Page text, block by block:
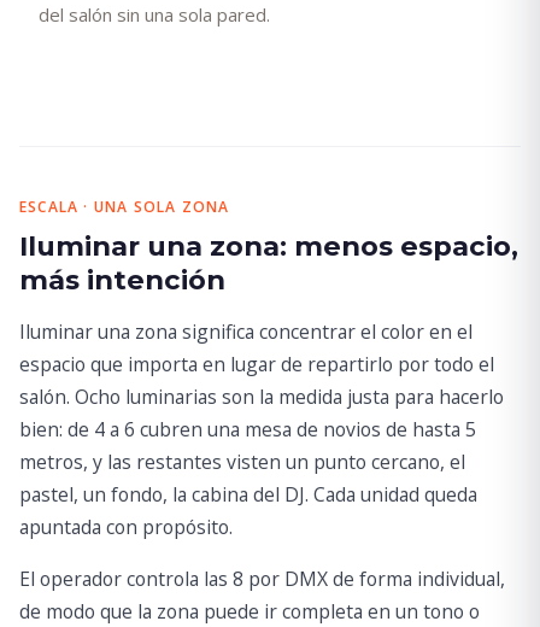
del salón sin una sola pared.
ESCALA · UNA SOLA ZONA
Iluminar una zona: menos espacio,
más intención
Iluminar una zona significa concentrar el color en el
espacio que importa en lugar de repartirlo por todo el
salón. Ocho luminarias son la medida justa para hacerlo
bien: de 4 a 6 cubren una mesa de novios de hasta 5
metros, y las restantes visten un punto cercano, el
pastel, un fondo, la cabina del DJ. Cada unidad queda
apuntada con propósito.
El operador controla las 8 por DMX de forma individual,
de modo que la zona puede ir completa en un tono o